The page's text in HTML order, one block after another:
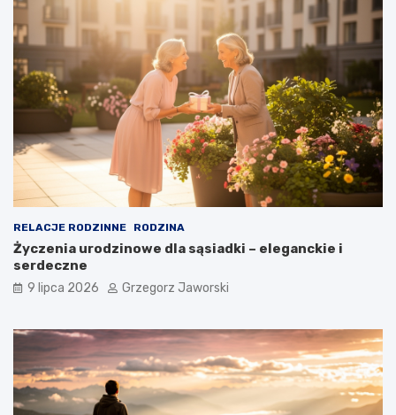
RELACJE RODZINNE RODZINA
Życzenia urodzinowe dla sąsiadki – eleganckie i
serdeczne
9 lipca 2026 Grzegorz Jaworski